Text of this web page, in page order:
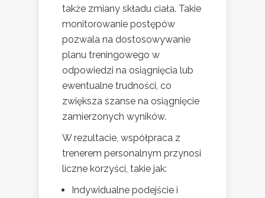
także zmiany składu ciała. Takie
monitorowanie postępów
pozwala na dostosowywanie
planu treningowego w
odpowiedzi na osiągnięcia lub
ewentualne trudności, co
zwiększa szanse na osiągnięcie
zamierzonych wyników.
W rezultacie, współpraca z
trenerem personalnym przynosi
liczne korzyści, takie jak:
Indywidualne podejście i